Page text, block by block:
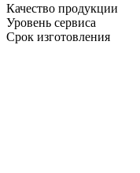
Качество продукции
Уровень сервиса
Срок изготовления